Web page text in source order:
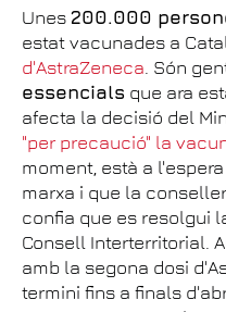
Unes 200.000
estat vacunades a
d'AstraZeneca. Són
essencials que ara
afecta la decisió del
"per precaució" la
moment, està a
marxa i que la
confia que es resolgui
Consell Interterritorial.
amb la segona dosi
termini fins a finals